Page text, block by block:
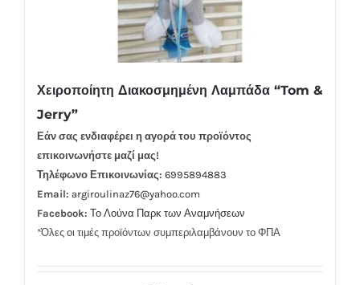
Χειροποίητη Διακοσμημένη Λαμπάδα “Tom &
Jerry”
Εάν σας ενδιαφέρει η αγορά του προϊόντος
επικοινωνήστε μαζί μας!
Τηλέφωνο Επικοινωνίας: 6995894883
Email: argiroulinaz76@yahoo.com
Facebook: Το Λούνα Παρκ των Αναμνήσεων
*Όλες οι τιμές προϊόντων συμπεριλαμβάνουν το ΦΠΑ